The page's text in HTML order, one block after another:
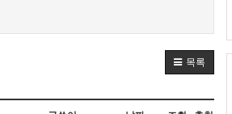
목록